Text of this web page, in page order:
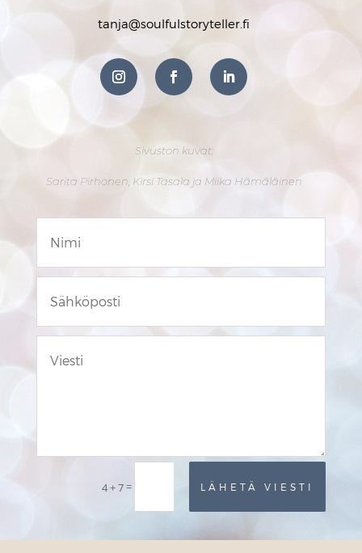
tanja@soulfulstoryteller.fi
Sivuston kuvat:
Sarita Pirhonen, Kirsi Tasala ja Miika Hämäläinen
4 + 7= LÄHETÄ VIESTI